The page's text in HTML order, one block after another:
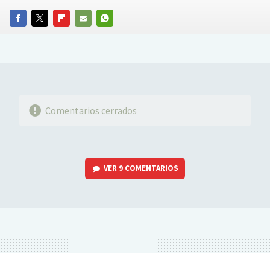
FACEBOOKTWITTERFLIPBOARD
E-
WHATSAPP
Comentarios cerrados
VER 9 COMENTARIOS